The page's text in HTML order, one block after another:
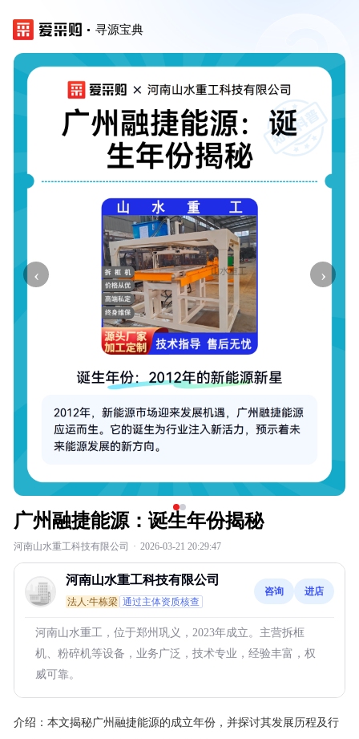
寻源宝典
‹ ›
广州融捷能源：诞生年份揭秘
河南山水重工科技有限公司 · 2026-03-21 20:29:47
河南山水重工科技有限公司
法人:牛栋梁 通过主体资质核查
咨询 进店
河南山水重工，位于郑州巩义，2023年成立。主营拆框
机、粉碎机等设备，业务广泛，技术专业，经验丰富，权
威可靠。
介绍： 本文揭秘广州融捷能源的成立年份，并探讨其发展历程及行